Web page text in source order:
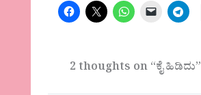
2 thoughts on “ಕೈ ಹಿಡಿದು”